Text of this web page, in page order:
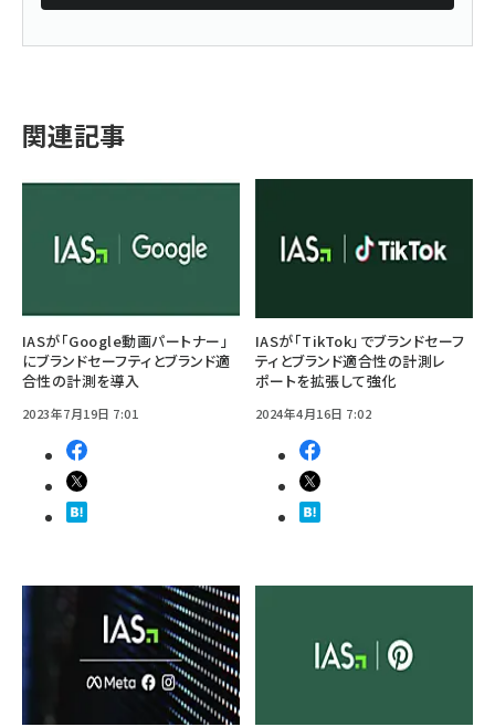
関連記事
IASが「Google動画パートナー」
にブランドセーフティとブランド適
合性の計測を導入
2023年7月19日 7:01
IASが「TikTok」でブランドセーフ
ティとブランド適合性の計測レ
ポートを拡張して強化
2024年4月16日 7:02